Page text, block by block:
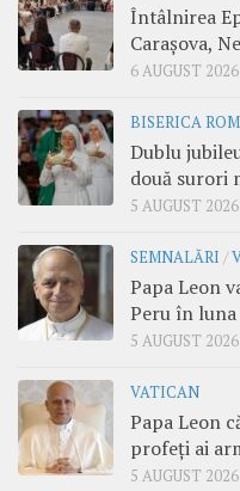
Întâlnirea
Carașova,
6 AUGUST 2026
BISERICA
Dublu
două surori
5 AUGUST 2026
SEMNALĂRI /
Papa Leon
Peru în
5 AUGUST 2026
VATICAN
Papa Leon
profeți ai
5 AUGUST 2026